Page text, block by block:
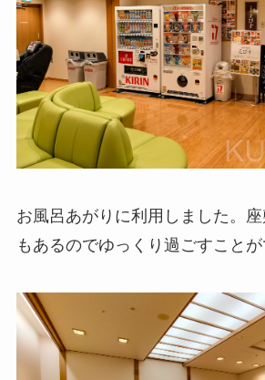
お風呂あがりに利用しました。
もあるのでゆっくり過ごすことが